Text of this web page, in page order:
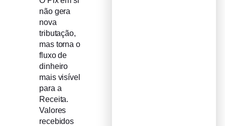
não gera
nova
tributação,
mas torna o
fluxo de
dinheiro
mais visível
para a
Receita.
Valores
recebidos